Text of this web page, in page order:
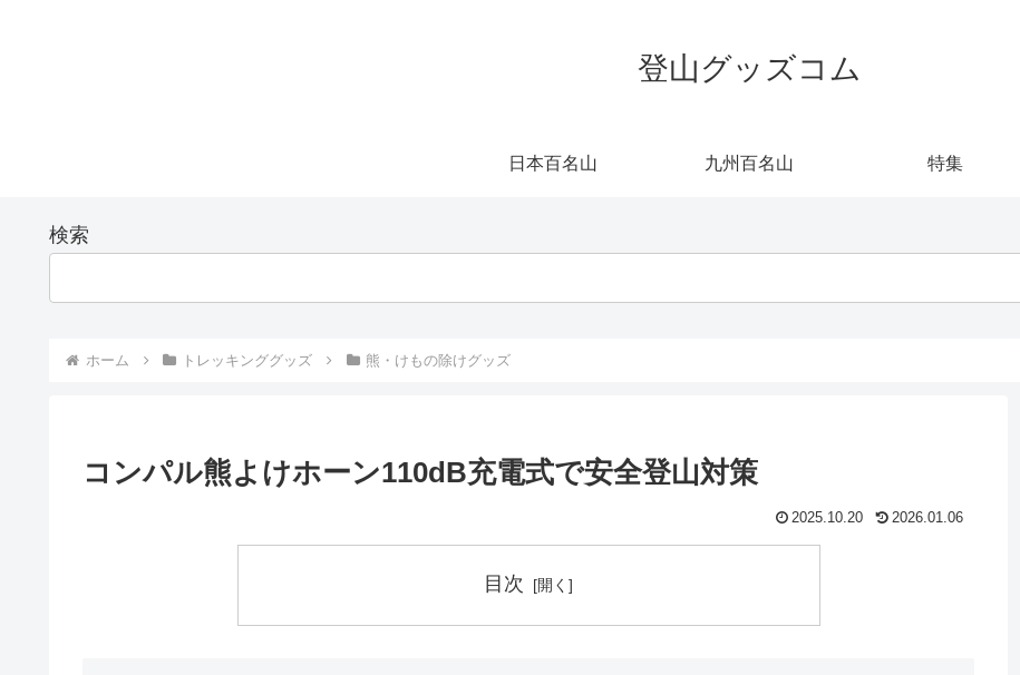
登山グッズコム
日本百名山 九州百名山 特集
検索
ホーム トレッキンググッズ 熊・けもの除けグッズ
コンパル熊よけホーン110dB充電式で安全登山対策
2025.10.20 2026.01.06
目次